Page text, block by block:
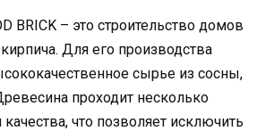
BRICK – это строительство домов
Для его производства
сырье из сосны,
проходит несколько
качества, что позволяет исключить